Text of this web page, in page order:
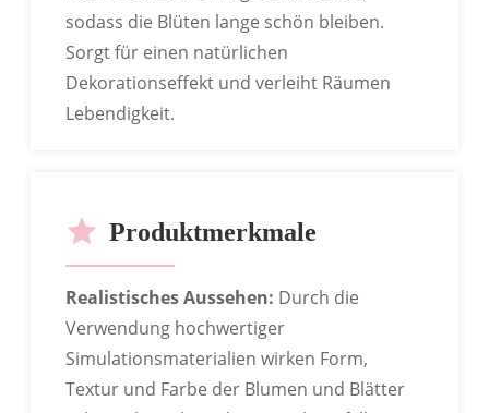
sodass die Blüten lange schön bleiben.
Sorgt für einen natürlichen
Dekorationseffekt und verleiht Räumen
Lebendigkeit.
Produktmerkmale
Realistisches Aussehen: Durch die
Verwendung hochwertiger
Simulationsmaterialien wirken Form,
Textur und Farbe der Blumen und Blätter